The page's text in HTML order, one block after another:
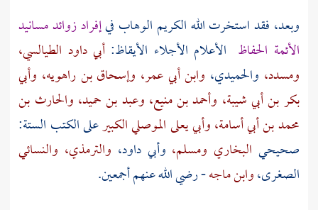
وبعد، فقد استخرت الله الكريم الوهاب فيإفراد زوائد مسانيد
الأئمة الحفاظ الأعلام الأجلاء الأيقاظ:أبي داود الطيالسي،
ومسدد، والحميدي، وابن أبي عمر، وإسحاق بن راهويه، وأبي
بكر بن أبي شيبة، وأحمد بن منيع، وعبد بن حميد، والحارث بن
محمد بن أبي أسامة،وأبي يعلى الموصلي الكبيرعلى الكتب الستة:
صحيحي البخاري ومسلم، وأبي داود، والترمذي، والنسائي
الصغرى،وابن ماجه- رضي الله عنهم أجمعين.